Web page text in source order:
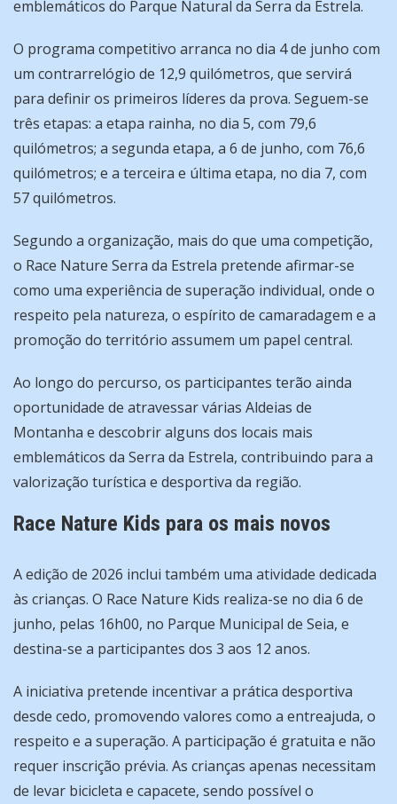
emblemáticos do Parque Natural da Serra da Estrela.
O programa competitivo arranca no dia 4 de junho com
um contrarrelógio de 12,9 quilómetros, que servirá
para definir os primeiros líderes da prova. Seguem-se
três etapas: a etapa rainha, no dia 5, com 79,6
quilómetros; a segunda etapa, a 6 de junho, com 76,6
quilómetros; e a terceira e última etapa, no dia 7, com
57 quilómetros.
Segundo a organização, mais do que uma competição,
o Race Nature Serra da Estrela pretende afirmar-se
como uma experiência de superação individual, onde o
respeito pela natureza, o espírito de camaradagem e a
promoção do território assumem um papel central.
Ao longo do percurso, os participantes terão ainda
oportunidade de atravessar várias Aldeias de
Montanha e descobrir alguns dos locais mais
emblemáticos da Serra da Estrela, contribuindo para a
valorização turística e desportiva da região.
Race Nature Kids para os mais novos
A edição de 2026 inclui também uma atividade dedicada
às crianças. O Race Nature Kids realiza-se no dia 6 de
junho, pelas 16h00, no Parque Municipal de Seia, e
destina-se a participantes dos 3 aos 12 anos.
A iniciativa pretende incentivar a prática desportiva
desde cedo, promovendo valores como a entreajuda, o
respeito e a superação. A participação é gratuita e não
requer inscrição prévia. As crianças apenas necessitam
de levar bicicleta e capacete, sendo possível o